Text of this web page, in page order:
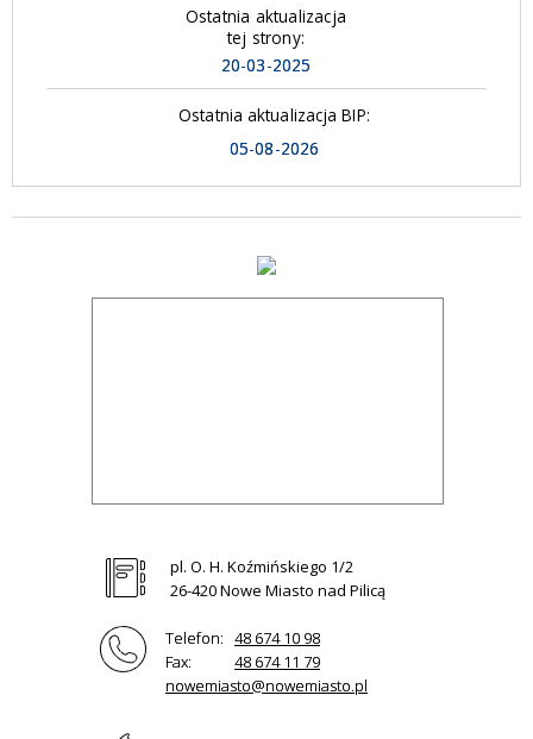
Ostatnia aktualizacja
tej strony:
20-03-2025
Ostatnia aktualizacja BIP:
05-08-2026
pl. O. H. Koźmińskiego 1/2
26-420 Nowe Miasto nad Pilicą
Telefon: 48 674 10 98
Fax:
48 674 11 79
nowemiasto@nowemiasto.pl